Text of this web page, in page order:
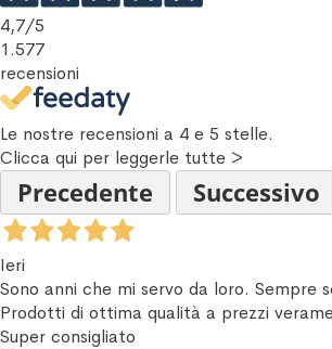
4,7/5
1.577
recensioni
Le nostre recensioni a 4 e 5 stelle.
Clicca qui per leggerle tutte >
Precedente Successivo
Ieri
Sono anni che mi servo da loro. Sempre
Prodotti di ottima qualità a prezzi
Super consigliato